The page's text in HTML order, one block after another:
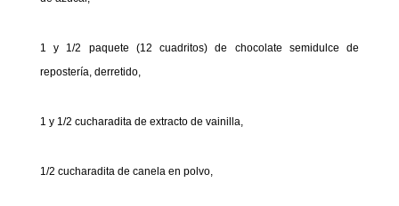
1 y 1/2 paquete (12 cuadritos) de chocolate semidulce de
repostería, derretido,
1 y 1/2 cucharadita de extracto de vainilla,
1/2 cucharadita de canela en polvo,